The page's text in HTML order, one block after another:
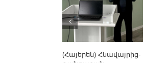
(Հայերեն) Հնավայրից-